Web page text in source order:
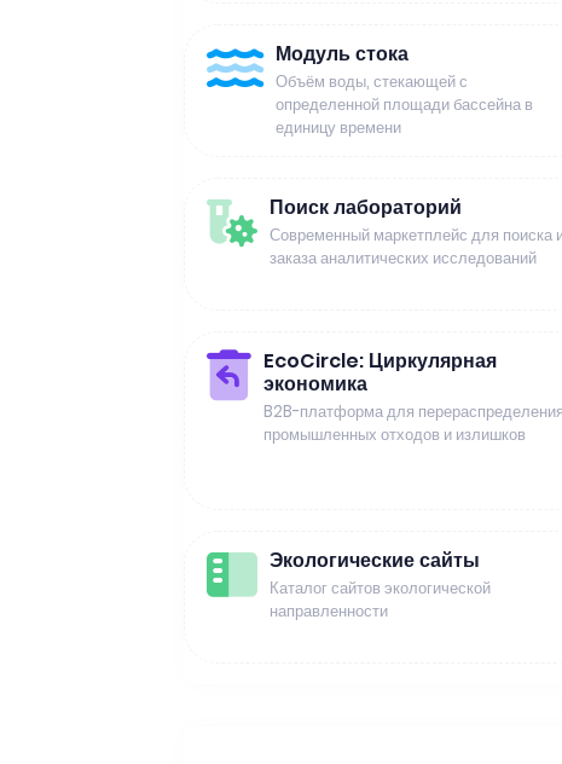
Модуль стока
Объём воды, стекающей с
определенной площади бассейна в
единицу времени
Поиск лабораторий
Современный маркетплейс для поиска
заказа аналитических исследований
EcoCircle: Циркулярная
экономика
B2B-платформа для перераспределения
промышленных отходов и излишков
Экологические сайты
Каталог сайтов экологической
направленности